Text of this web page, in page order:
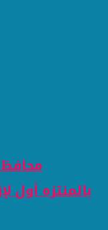
محافظ
بالمنتزه أول